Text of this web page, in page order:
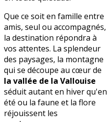
Que ce soit en famille entre
amis, seul ou accompagnés,
la destination répondra à
vos attentes. La splendeur
des paysages, la montagne
qui se découpe au cœur de
la vallée de la Vallouise
séduit autant en hiver qu'en
été ou la faune et la flore
réjouissent les